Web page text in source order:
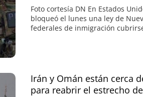
Foto cortesía DN En Estados
bloqueó el lunes una ley de
federales de inmigración
Irán y Omán están cerca
para reabrir el estrecho